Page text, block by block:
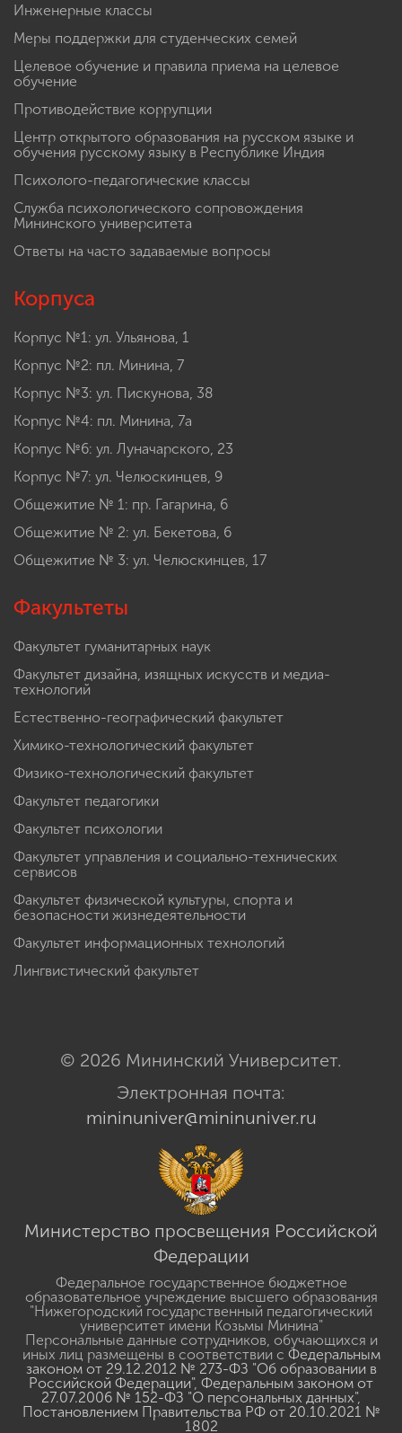
Инженерные классы
Меры поддержки для студенческих семей
Целевое обучение и правила приема на целевое
обучение
Противодействие коррупции
Центр открытого образования на русском языке и
обучения русскому языку в Республике Индия
Психолого-педагогические классы
Служба психологического сопровождения
Мининского университета
Ответы на часто задаваемые вопросы
Корпуса
Корпус №1: ул. Ульянова, 1
Корпус №2: пл. Минина, 7
Корпус №3: ул. Пискунова, 38
Корпус №4: пл. Минина, 7а
Корпус №6: ул. Луначарского, 23
Корпус №7: ул. Челюскинцев, 9
Общежитие № 1: пр. Гагарина, 6
Общежитие № 2: ул. Бекетова, 6
Общежитие № 3: ул. Челюскинцев, 17
Факультеты
Факультет гуманитарных наук
Факультет дизайна, изящных искусств и медиа-
технологий
Естественно-географический факультет
Химико-технологический факультет
Физико-технологический факультет
Факультет педагогики
Факультет психологии
Факультет управления и социально-технических
сервисов
Факультет физической культуры, спорта и
безопасности жизнедеятельности
Факультет информационных технологий
Лингвистический факультет
© 2026 Мининский Университет.
Электронная почта:
mininuniver@mininuniver.ru
Министерство просвещения Российской
Федерации
Федеральное государственное бюджетное
образовательное учреждение высшего образования
"Нижегородский государственный педагогический
университет имени Козьмы Минина"
Персональные данные сотрудников, обучающихся и
иных лиц размещены в соответствии с Федеральным
законом от 29.12.2012 № 273-ФЗ "Об образовании в
Российской Федерации", Федеральным законом от
27.07.2006 № 152-ФЗ "О персональных данных",
Постановлением Правительства РФ от 20.10.2021 №
1802